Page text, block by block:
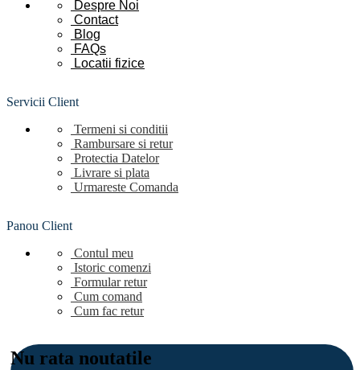
Despre Noi
Contact
Blog
FAQs
Locatii fizice
Servicii Client
Termeni si conditii
Rambursare si retur
Protectia Datelor
Livrare si plata
Urmareste Comanda
Panou Client
Contul meu
Istoric comenzi
Formular retur
Cum comand
Cum fac retur
Nu rata noutatile